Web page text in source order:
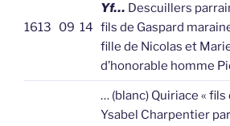
1613 09 14
Yf… Descuillers
fils de Gaspard
fille de Nicolas et
d’honorable homme
… (blanc) Quiriace « fils
Ysabel Charpentier